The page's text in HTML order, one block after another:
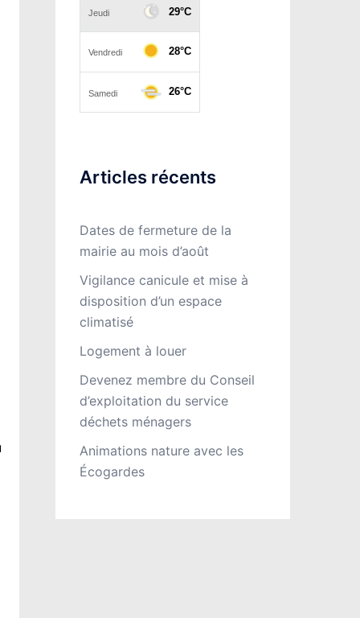
Articles récents
Dates de fermeture de la
mairie au mois d’août
Vigilance canicule et mise à
disposition d’un espace
climatisé
Logement à louer
Devenez membre du Conseil
d’exploitation du service
déchets ménagers
Animations nature avec les
Écogardes